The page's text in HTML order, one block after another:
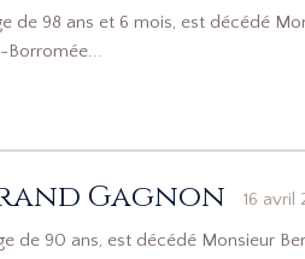
de 98 ans et 6 mois, est décédé
Borromée...
Gagnon 16 avril
de 90 ans, est décédé Monsieur